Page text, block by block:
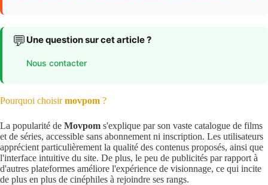
💬 Une question sur cet article ?
Nous contacter
Pourquoi choisirmovpom ?
La popularité de Movpom s'explique par son vaste catalogue de films
et de séries, accessible sans abonnement ni inscription. Les utilisateurs
apprécient particulièrement la qualité des contenus proposés, ainsi que
l'interface intuitive du site. De plus, le peu de publicités par rapport à
d'autres plateformes améliore l'expérience de visionnage, ce qui incite
de plus en plus de cinéphiles à rejoindre ses rangs.